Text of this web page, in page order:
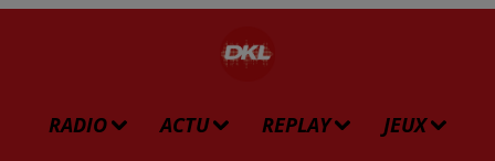
RADIO ACTU REPLAY
JEUX